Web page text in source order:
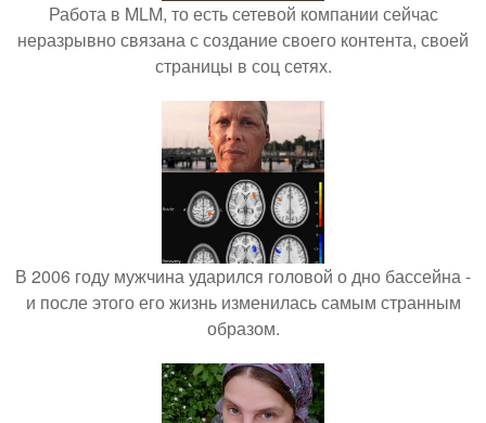
Работа в MLM, то есть сетевой компании сейчас
неразрывно связана с создание своего контента, своей
страницы в соц сетях.
В 2006 году мужчина ударился головой о дно бассейна -
и после этого его жизнь изменилась самым странным
образом.